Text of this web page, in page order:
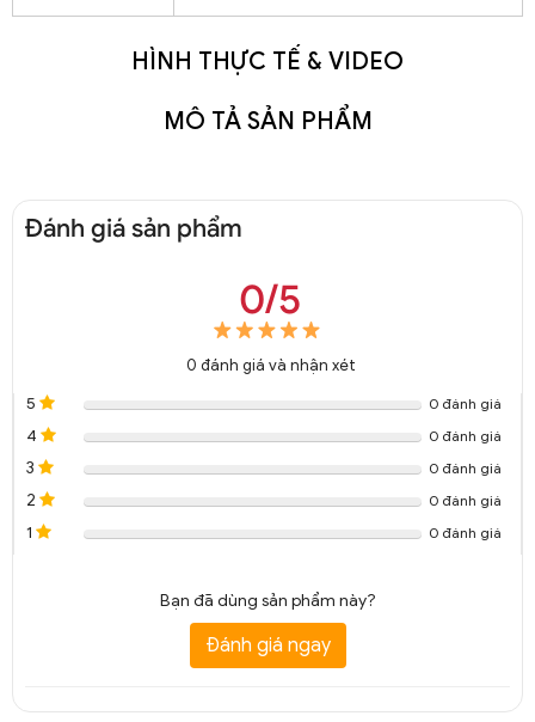
HÌNH THỰC TẾ & VIDEO
MÔ TẢ SẢN PHẨM
Đánh giá sản phẩm
0/5
0 đánh giá và nhận xét
5
0 đánh giá
4 0 đánh giá
3 0 đánh giá
2 0 đánh giá
1 0 đánh giá
Bạn đã dùng sản phẩm này?
Đánh giá ngay